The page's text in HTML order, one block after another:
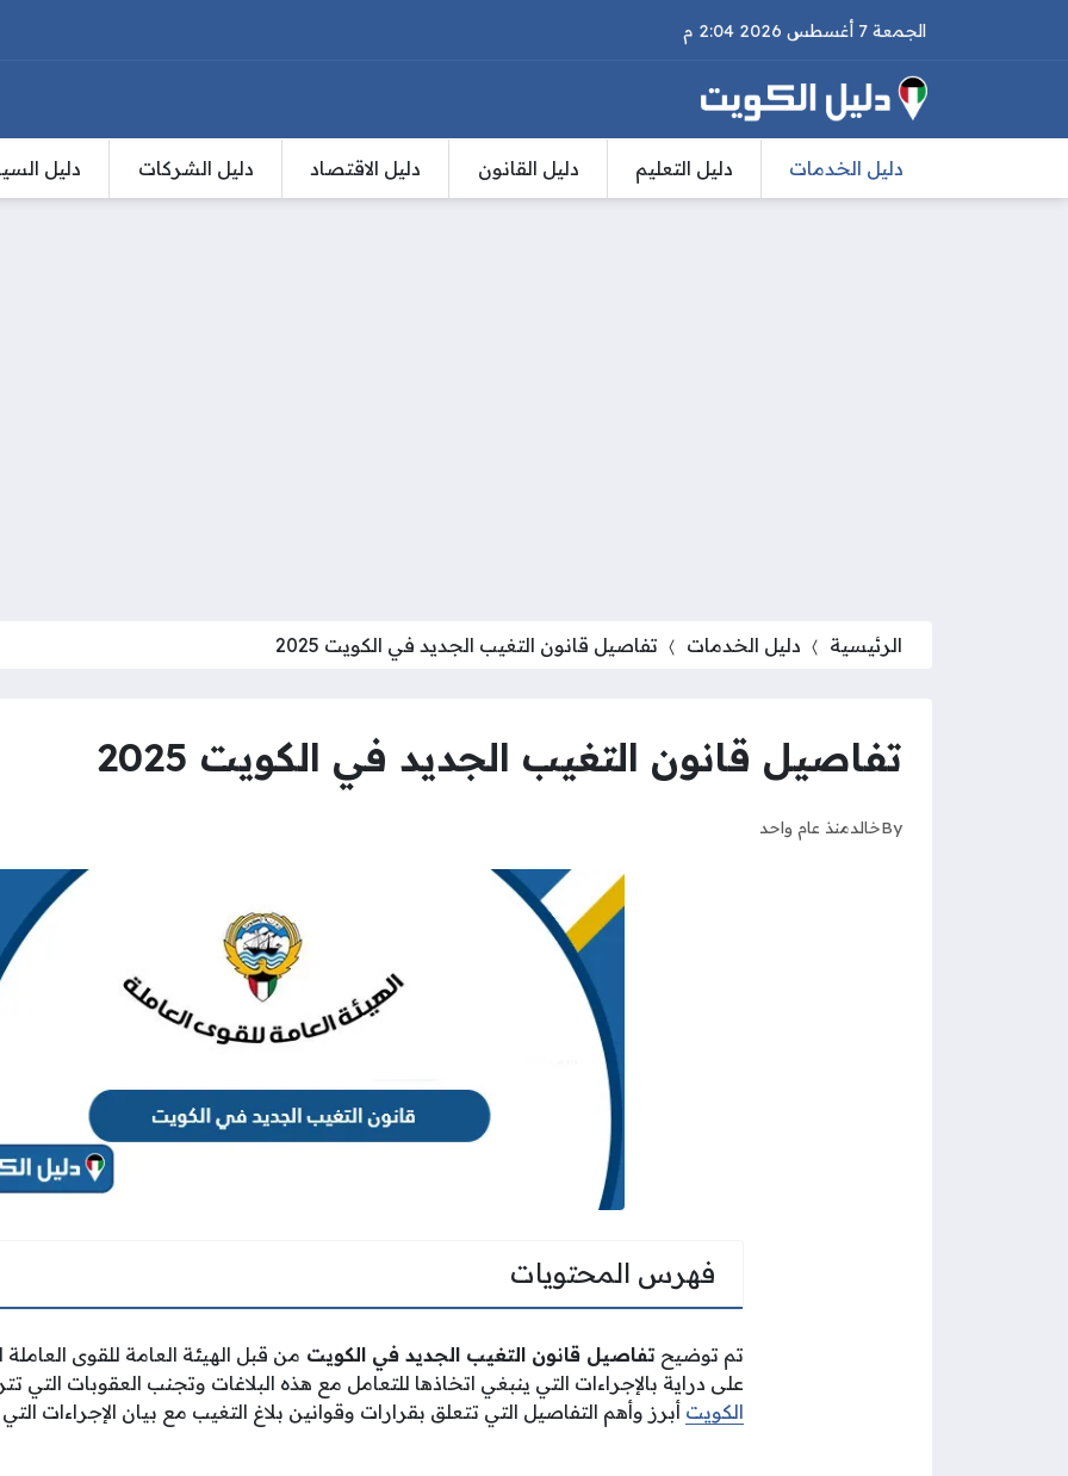
الجمعة 7 أغسطس 2026 2:04 م
دليل الخدمات دليل التعليم دليل القانون دليل الاقتصاد دليل الشركات دليل
الرئيسية دليل الخدمات تفاصيل قانون التغيب الجديد في الكويت 2025
تفاصيل قانون التغيب الجديد في الكويت 2025
Byخالدمنذ عام واحد
فهرس المحتويات
تم توضيح تفاصيل قانون التغيب الجديد في الكويت من قبل الهيئة العامة للقوى
على دراية بالإجراءات التي ينبغي اتخاذها للتعامل مع هذه البلاغات وتجنب العقوبات التي
الكويت أبرز وأهم التفاصيل التي تتعلق بقرارات وقوانين بلاغ التغيب مع بيان الإجراءات